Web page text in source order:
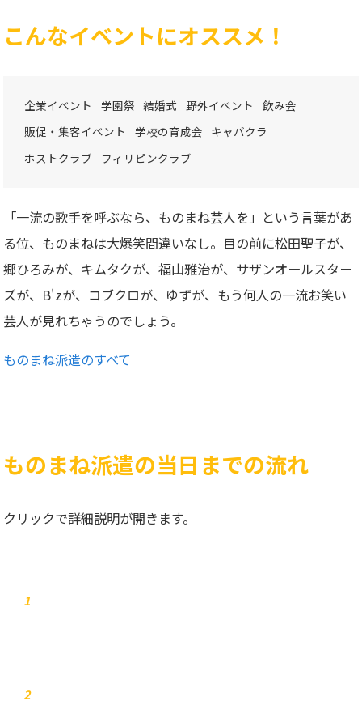
こんなイベントにオススメ！
企業イベント 学園祭 結婚式 野外イベント
飲み会
販促・集客イベント
学校の育成会 キャバクラ
ホストクラブ
フィリピンクラブ
「一流の歌手を呼ぶなら、ものまね芸人を」という言葉があ
る位、ものまねは大爆笑間違いなし。目の前に松田聖子が、
郷ひろみが、キムタクが、福山雅治が、サザンオールスター
ズが、B'zが、コブクロが、ゆずが、もう何人の一流お笑い
芸人が見れちゃうのでしょう。
ものまね派遣のすべて
ものまね派遣の当日までの流れ
クリックで詳細説明が開きます。
1
2